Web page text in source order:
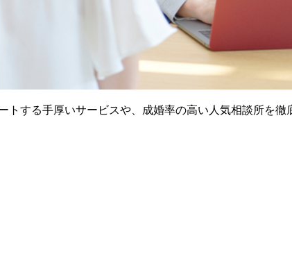
する手厚いサービスや、成婚率の高い人気相談所を徹